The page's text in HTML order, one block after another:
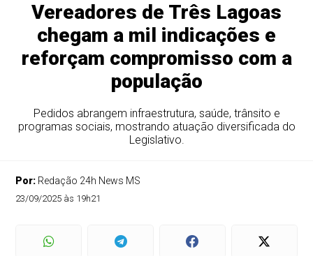
Vereadores de Três Lagoas
chegam a mil indicações e
reforçam compromisso com a
população
Pedidos abrangem infraestrutura, saúde, trânsito e
programas sociais, mostrando atuação diversificada do
Legislativo.
Por: Redação 24h News MS
23/09/2025 às 19h21